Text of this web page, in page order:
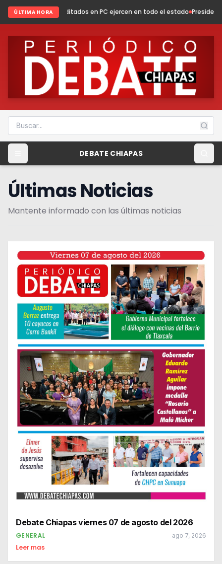
ÚLTIMA HORA
en PC ejercen en todo el estado Presidenta Fabiola Ricci
DEBATE CHIAPAS
Últimas Noticias
Mantente informado con las últimas noticias
Debate Chiapas viernes 07 de agosto del 2026
GENERAL ago 7, 2026
Leer mas